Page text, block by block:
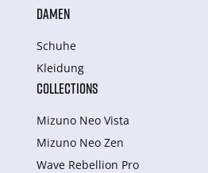
DAMEN
Schuhe
Kleidung
COLLECTIONS
Mizuno Neo Vista
Mizuno Neo Zen
Wave Rebellion Pro